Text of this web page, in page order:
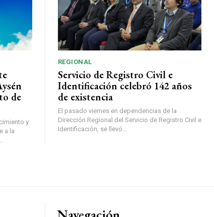
de
y
a la
REGIONAL
Servicio de Registro Civil e
Identificación celebró 142 años
de existencia
El pasado viernes en dependencias de la
Dirección Regional del Servicio de Registro Civil e
Identificación, se llevó...